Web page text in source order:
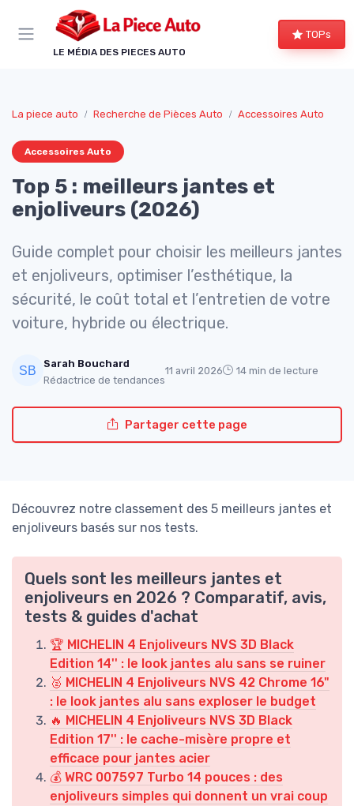
LE MÉDIA DES PIECES AUTO
TOPs
La piece auto Recherche de Pièces Auto Accessoires Auto
Accessoires Auto
Top 5 : meilleurs jantes et
enjoliveurs (2026)
Guide complet pour choisir les meilleurs jantes
et enjoliveurs, optimiser l’esthétique, la
sécurité, le coût total et l’entretien de votre
voiture, hybride ou électrique.
Sarah Bouchard
Rédactrice de tendances
11 avril 2026 14 min de lecture
Partager cette page
Découvrez notre classement des 5 meilleurs jantes et
enjoliveurs basés sur nos tests.
Quels sont les meilleurs jantes et
enjoliveurs en 2026 ? Comparatif, avis,
tests & guides d'achat
🏆 MICHELIN 4 Enjoliveurs NVS 3D Black
Edition 14'' : le look jantes alu sans se ruiner
🥈 MICHELIN 4 Enjoliveurs NVS 42 Chrome 16"
: le look jantes alu sans exploser le budget
🔥 MICHELIN 4 Enjoliveurs NVS 3D Black
Edition 17'' : le cache-misère propre et
efficace pour jantes acier
💰 WRC 007597 Turbo 14 pouces : des
enjoliveurs simples qui donnent un vrai coup
Panneau de gestion des cookies